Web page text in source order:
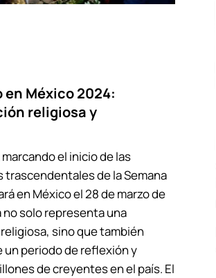
en México 2024:
religiosa y
el inicio de las
de la Semana
en México el 28 de marzo de
no solo representa una
sino que también
un periodo de reflexión y
de creyentes en el país. El